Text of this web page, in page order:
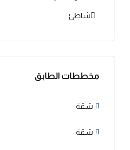
شاطئ
مخططات الطابق
شقة
شقة